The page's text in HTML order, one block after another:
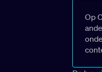
Op